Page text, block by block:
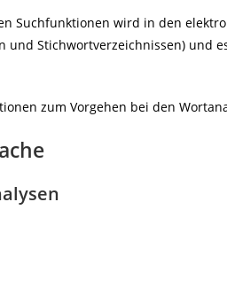
Suchfunktionen wird in den
und Stichwortverzeichnissen) und
zum Vorgehen bei den